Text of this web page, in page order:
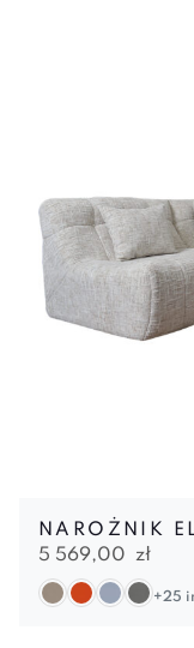
NAROŻNIK
5 569,00 zł
+25